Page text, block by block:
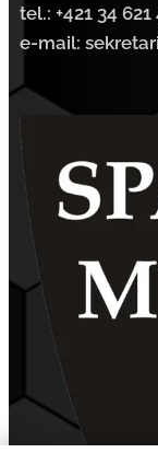
tel.: +421 34 621
e-mail: